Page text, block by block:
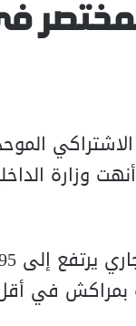
وزارة
بمراكش في